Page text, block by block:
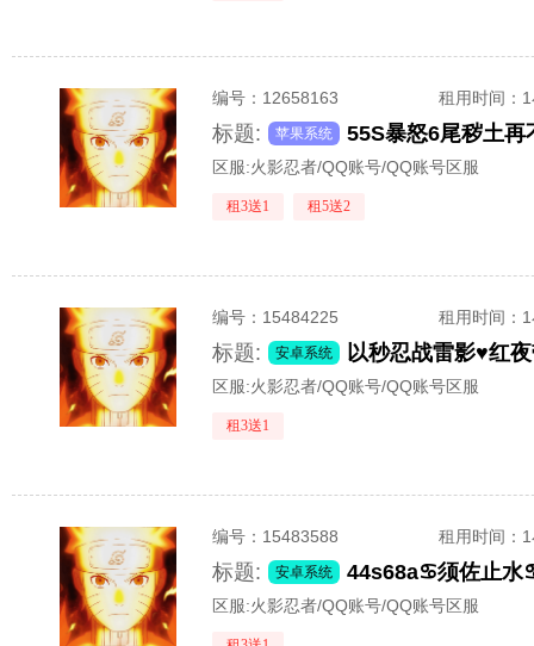
编号： 12658163 租用时间 ：
标题: 苹果系统
区服:火影忍者/QQ账号/QQ账号区服
租3送1 租5送2
编号： 15484225 租用时间 ：
标题: 安卓系统
区服:火影忍者/QQ账号/QQ账号区服
租3送1
编号： 15483588 租用时间 ：
标题: 安卓系统 44s68a♋须佐止水
区服:火影忍者/QQ账号/QQ账号区服